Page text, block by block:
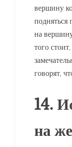
вершину
на
того
говорят,
14.
на